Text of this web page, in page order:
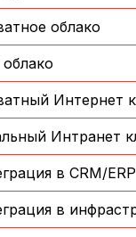
облако
облако
Интернет
Интранет
в CRM/ERP
в